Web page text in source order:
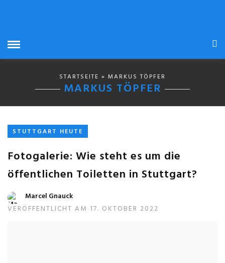
STARTSEITE » MARKUS TÖPFER
MARKUS TÖPFER
STUTTGART HEUTE
Fotogalerie: Wie steht es um die
öffentlichen Toiletten in Stuttgart?
Marcel Gnauck
VERÖFFENTLICHT AM 17. OKTOBER 2022